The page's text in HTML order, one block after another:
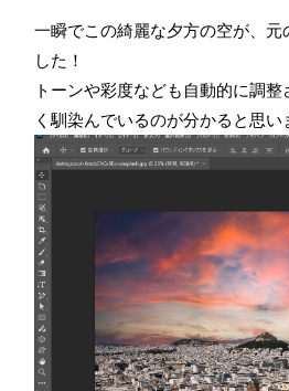
一瞬でこの綺麗な夕方の空が、元
した！
トーンや彩度なども自動的に調
く馴染んでいるのが分かると思い